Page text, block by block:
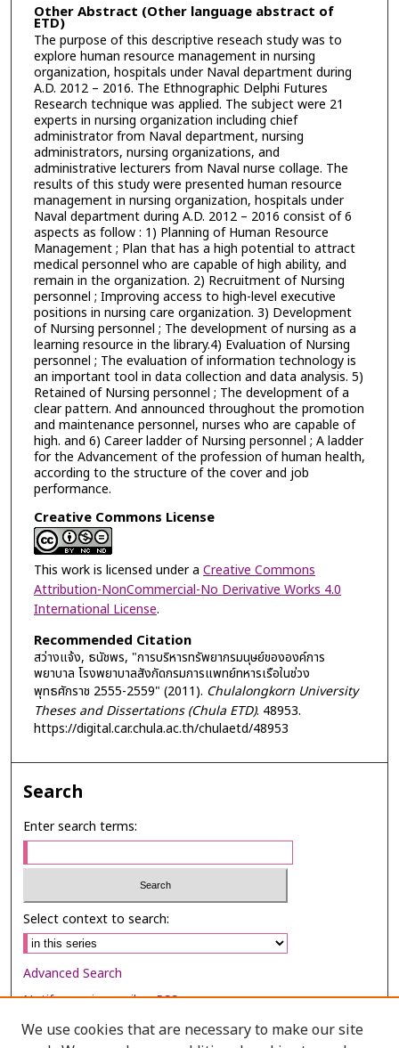
Other Abstract (Other language abstract of
ETD)
The purpose of this descriptive reseach study was to
explore human resource management in nursing
organization, hospitals under Naval department during
A.D. 2012 – 2016. The Ethnographic Delphi Futures
Research technique was applied. The subject were 21
experts in nursing organization including chief
administrator from Naval department, nursing
administrators, nursing organizations, and
administrative lecturers from Naval nurse collage. The
results of this study were presented human resource
management in nursing organization, hospitals under
Naval department during A.D. 2012 – 2016 consist of 6
aspects as follow : 1) Planning of Human Resource
Management ; Plan that has a high potential to attract
medical personnel who are capable of high ability, and
remain in the organization. 2) Recruitment of Nursing
personnel ; Improving access to high-level executive
positions in nursing care organization. 3) Development
of Nursing personnel ; The development of nursing as a
learning resource in the library.4) Evaluation of Nursing
personnel ; The evaluation of information technology is
an important tool in data collection and data analysis. 5)
Retained of Nursing personnel ; The development of a
clear pattern. And announced throughout the promotion
and maintenance personnel, nurses who are capable of
high. and 6) Career ladder of Nursing personnel ; A ladder
for the Advancement of the profession of human health,
according to the structure of the cover and job
performance.
Creative Commons License
This work is licensed under a Creative Commons
Attribution-NonCommercial-No Derivative Works 4.0
International License.
Recommended Citation
สว่างแจ้ง, ธนัชพร, "การบริหารทรัพยากรมนุษย์ขององค์การ
พยาบาล โรงพยาบาลสังกัดกรมการแพทย์ทหารเรือในช่วง
พุทธศักราช 2555-2559" (2011). Chulalongkorn University
Theses and Dissertations (Chula ETD). 48953.
https://digital.car.chula.ac.th/chulaetd/48953
Search
Enter search terms:
Select context to search:
Advanced Search
Notify me via email orRSS
We use cookies that are necessary to make our site